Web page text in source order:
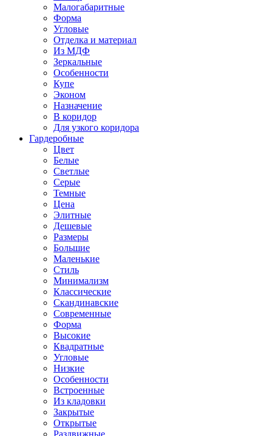
Малогабаритные
Форма
Угловые
Отделка и материал
Из МДФ
Зеркальные
Особенности
Купе
Эконом
Назначение
В коридор
Для узкого коридора
Гардеробные
Цвет
Белые
Светлые
Серые
Темные
Цена
Элитные
Дешевые
Размеры
Большие
Маленькие
Стиль
Минимализм
Классические
Скандинавские
Современные
Форма
Высокие
Квадратные
Угловые
Низкие
Особенности
Встроенные
Из кладовки
Закрытые
Открытые
Раздвижные